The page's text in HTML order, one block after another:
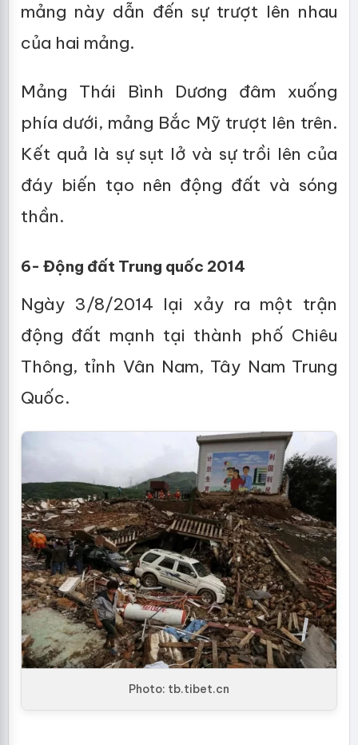
mảng này dẫn đến sự trượt lên nhau
của hai mảng.
Mảng Thái Bình Dương đâm xuống
phía dưới, mảng Bắc Mỹ trượt lên trên.
Kết quả là sự sụt lở và sự trồi lên của
đáy biến tạo nên động đất và sóng
thần.
6- Động đất Trung quốc 2014
Ngày 3/8/2014 lại xảy ra một trận
động đất mạnh tại thành phố Chiêu
Thông, tỉnh Vân Nam, Tây Nam Trung
Quốc.
Photo: tb.tibet.cn